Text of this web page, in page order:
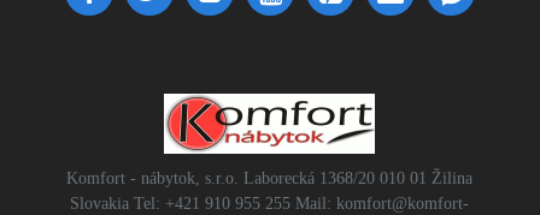
Komfort - nábytok, s.r.o. Laborecká 1368/20 010 01 Žilina
Slovakia Tel: +421 910 955 255 Mail: komfort@komfort-